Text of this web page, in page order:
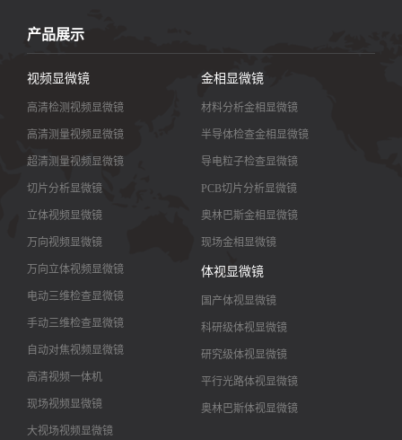
产品展示
视频显微镜
高清检测视频显微镜
高清测量视频显微镜
超清测量视频显微镜
切片分析显微镜
立体视频显微镜
万向视频显微镜
万向立体视频显微镜
电动三维检查显微镜
手动三维检查显微镜
自动对焦视频显微镜
高清视频一体机
现场视频显微镜
大视场视频显微镜
金相显微镜
材料分析金相显微镜
半导体检查金相显微镜
导电粒子检查显微镜
PCB切片分析显微镜
奥林巴斯金相显微镜
现场金相显微镜
体视显微镜
国产体视显微镜
科研级体视显微镜
研究级体视显微镜
平行光路体视显微镜
奥林巴斯体视显微镜